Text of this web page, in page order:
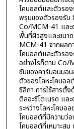
โคบอลต์และตัวรอ
พรุนของตัวรองรับ
Co/MCM-41 และ
พื้นที่ผิวสูงและขนา
MCM-41 จากผลก
โคบอลต์และตัวรอ
อย่างไรก็ตาม Co/
ชันของคาร์บอนมอน
ตัวของโลหะโคบอ
ซิลิกา การใช้สารตั้
ติลอะซิโตเนรด แล
ระหว่างโลหะโคบอ
โคบอลต์ที่มีความว่
โคบอลต์ที่เหมาะสม